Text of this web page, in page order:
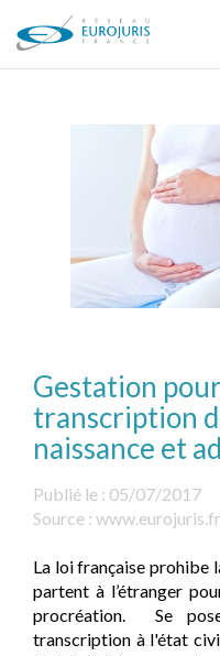
Gestation
transcription
naissance et
Publié le : 05/07/2017
Source : www.eurojuris.fr
La loi française prohibe
partent à l’étranger
procréation. Se
transcription à l'état